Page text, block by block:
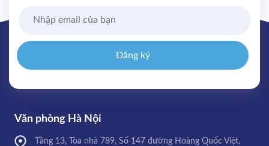
Đăng ký
Văn phòng Hà Nội
Tầng 13, Tòa nhà 789, Số 147 đường Hoàng Quốc Việt,